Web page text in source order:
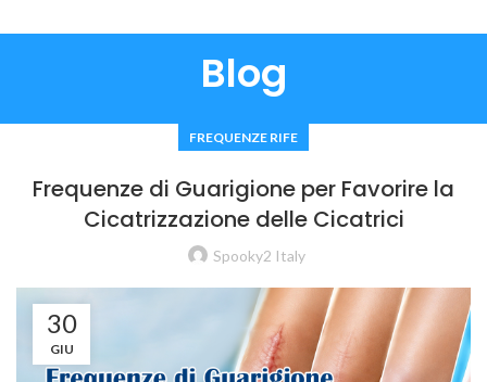
Blog
FREQUENZE RIFE
Frequenze di Guarigione per Favorire la
Cicatrizzazione delle Cicatrici
Spooky2 Italy
30
GIU